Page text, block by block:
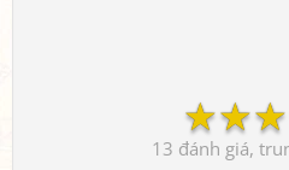
☆
☆
☆
13